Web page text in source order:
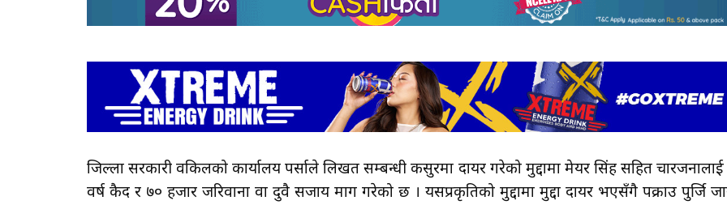
जिल्ला सरकारी वकिलको कार्यालय पर्साले लिखत सम्बन्धी कसुरमा दायर गरेको मुद्दामा मेयर सिंह सहित
वर्ष कैद र ७० हजार जरिवाना वा दुवै सजाय माग गरेको छ । यसप्रकृतिको मुद्दामा मुद्दा दायर भएसँगै पक्राउ पुर्जि